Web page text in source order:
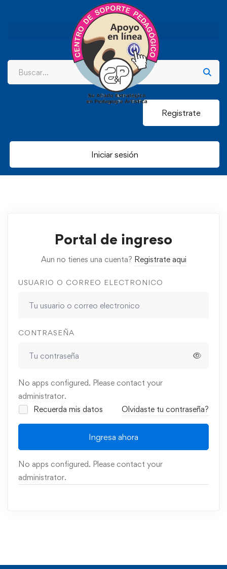
Registrate
Iniciar sesión
Portal de ingreso
Aun no tienes una cuenta? Registrate aqui
USUARIO O CORREO ELECTRONICO
CONTRASEÑA
No apps configured. Please contact your
administrator.
Recuerda mis datos
Olvidaste tu contraseña?
Ingresa ahora
No apps configured. Please contact your
administrator.